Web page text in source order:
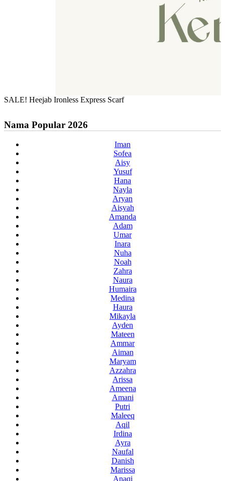
SALE! Heejab Ironless Express Scarf
Nama Popular 2026
Iman
Sofea
Aisy
Yusuf
Hana
Nayla
Aryan
Aisyah
Amanda
Adam
Umar
Inara
Nuha
Noah
Zahra
Naura
Humaira
Medina
Haura
Mikayla
Ayden
Mateen
Ammar
Aiman
Maryam
Azzahra
Arissa
Ameena
Amani
Putri
Maleeq
Aqil
Irdina
Ayra
Naufal
Danish
Marissa
Anaqi